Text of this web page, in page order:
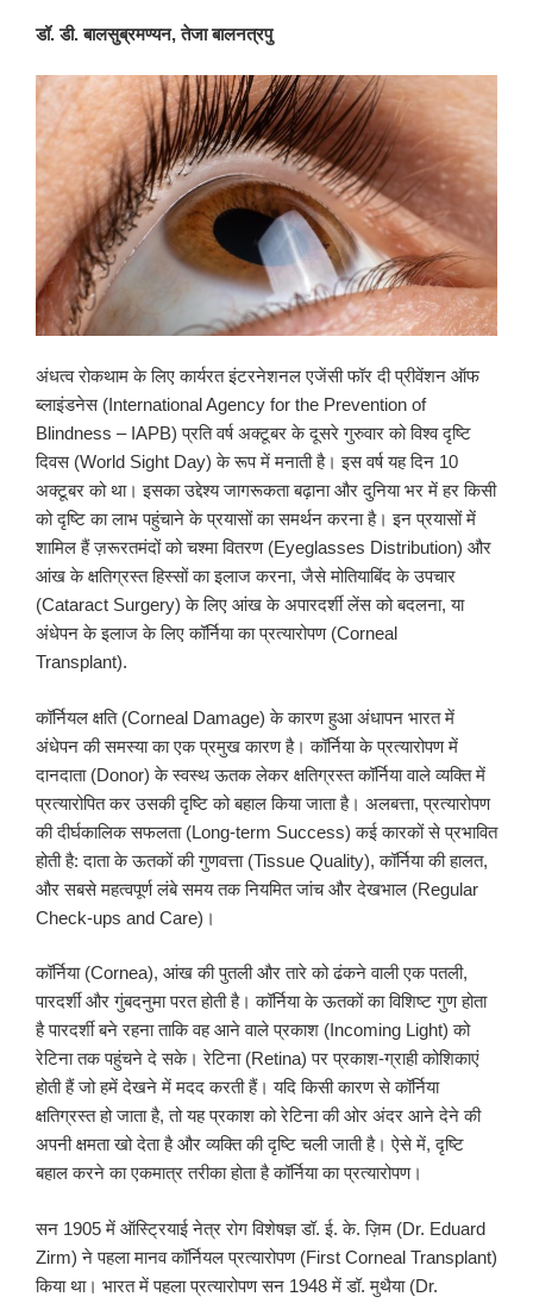
डॉ. डी. बालसुब्रमण्यन,तेजा बालनत्रपु
अंधत्व रोकथाम के लिए कार्यरत इंटरनेशनल एजेंसी फॉर दी प्रीवेंशन ऑफ
ब्लाइंडनेस (International Agency for the Prevention of
Blindness – IAPB) प्रति वर्ष अक्टूबर के दूसरे गुरुवार को विश्व दृष्टि
दिवस (World Sight Day) के रूप में मनाती है। इस वर्ष यह दिन 10
अक्टूबर को था। इसका उद्देश्य जागरूकता बढ़ाना और दुनिया भर में हर किसी
को दृष्टि का लाभ पहुंचाने के प्रयासों का समर्थन करना है। इन प्रयासों में
शामिल हैं ज़रूरतमंदों को चश्मा वितरण (Eyeglasses Distribution) और
आंख के क्षतिग्रस्त हिस्सों का इलाज करना, जैसे मोतियाबिंद के उपचार
(Cataract Surgery) के लिए आंख के अपारदर्शी लेंस को बदलना, या
अंधेपन के इलाज के लिए कॉर्निया का प्रत्यारोपण (Corneal
Transplant).
कॉर्नियल क्षति (Corneal Damage) के कारण हुआ अंधापन भारत में
अंधेपन की समस्या का एक प्रमुख कारण है। कॉर्निया के प्रत्यारोपण में
दानदाता (Donor) के स्वस्थ ऊतक लेकर क्षतिग्रस्त कॉर्निया वाले व्यक्ति में
प्रत्यारोपित कर उसकी दृष्टि को बहाल किया जाता है। अलबत्ता, प्रत्यारोपण
की दीर्घकालिक सफलता (Long-term Success) कई कारकों से प्रभावित
होती है: दाता के ऊतकों की गुणवत्ता (Tissue Quality), कॉर्निया की हालत,
और सबसे महत्वपूर्ण लंबे समय तक नियमित जांच और देखभाल (Regular
Check-ups and Care)।
कॉर्निया (Cornea), आंख की पुतली और तारे को ढंकने वाली एक पतली,
पारदर्शी और गुंबदनुमा परत होती है। कॉर्निया के ऊतकों का विशिष्ट गुण होता
है पारदर्शी बने रहना ताकि वह आने वाले प्रकाश (Incoming Light) को
रेटिना तक पहुंचने दे सके। रेटिना (Retina) पर प्रकाश-ग्राही कोशिकाएं
होती हैं जो हमें देखने में मदद करती हैं। यदि किसी कारण से कॉर्निया
क्षतिग्रस्त हो जाता है, तो यह प्रकाश को रेटिना की ओर अंदर आने देने की
अपनी क्षमता खो देता है और व्यक्ति की दृष्टि चली जाती है। ऐसे में, दृष्टि
बहाल करने का एकमात्र तरीका होता है कॉर्निया का प्रत्यारोपण।
सन 1905 में ऑस्ट्रियाई नेत्र रोग विशेषज्ञ डॉ. ई. के. ज़िम (Dr. Eduard
Zirm) ने पहला मानव कॉर्नियल प्रत्यारोपण (First Corneal Transplant)
किया था। भारत में पहला प्रत्यारोपण सन 1948 में डॉ. मुथैया (Dr.